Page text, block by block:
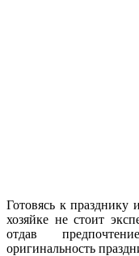
Готовясь к празднику
хозяйке не стоит
отдав
оригинальность